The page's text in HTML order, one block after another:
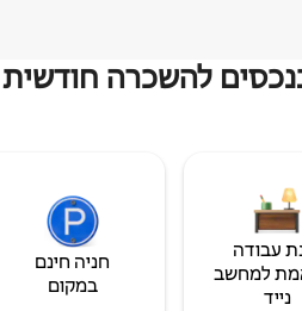
להשכרה חודשית
עבודה
למחשב
נייד
חניה חינם
במקום